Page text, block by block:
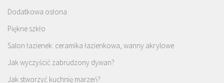
Dodatkowa osłona
Piękne szkło
Salon łazienek: ceramika łazienkowa, wanny akrylowe
Jak wyczyścić zabrudzony dywan?
Jak stworzyć kuchnię marzeń?